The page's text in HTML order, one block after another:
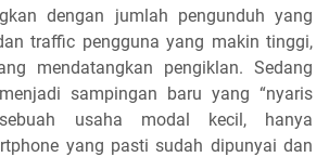
dengan jumlah pengunduh yang
traffic pengguna yang makin tinggi,
mendatangkan pengiklan. Sedang
sampingan baru yang “nyaris
usaha modal kecil, hanya
yang pasti sudah dipunyai dan